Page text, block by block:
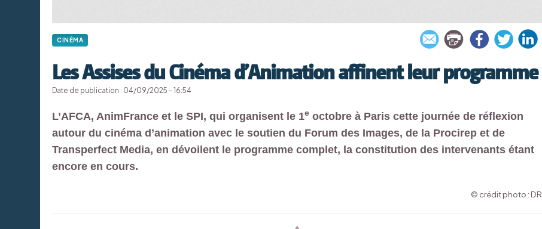
CINÉMA
Les Assises du Cinéma d’Animation affinent leur programme
Date de publication : 04/09/2025 - 16:54
L’AFCA, AnimFrance et le SPI, qui organisent le 1e octobre à Paris cette journée de réflexion
autour du cinéma d’animation avec le soutien du Forum des Images, de la Procirep et de
Transperfect Media, en dévoilent le programme complet, la constitution des intervenants étant
encore en cours.
© crédit photo : DR